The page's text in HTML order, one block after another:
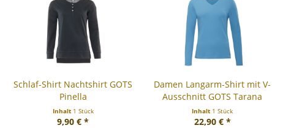
Schlaf-Shirt Nachtshirt GOTS
Pinella
Inhalt 1 Stück
9,90 € *
Damen Langarm-Shirt mit V-
Ausschnitt GOTS Tarana
Inhalt 1 Stück
22,90 € *